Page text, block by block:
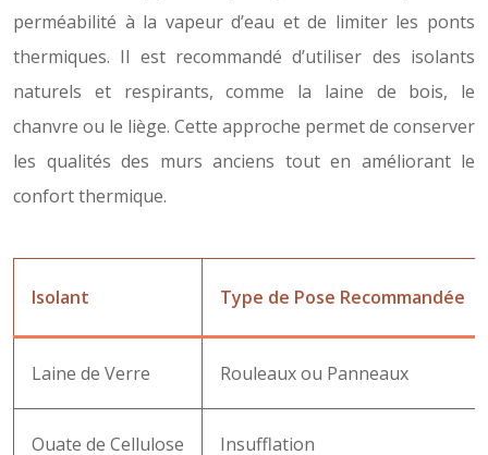
perméabilité à la vapeur d’eau et de limiter les ponts
thermiques. Il est recommandé d’utiliser des isolants
naturels et respirants, comme la laine de bois, le
chanvre ou le liège. Cette approche permet de conserver
les qualités des murs anciens tout en améliorant le
confort thermique.
Isolant Type de Pose Recommandée
Laine de Verre Rouleaux ou Panneaux
Ouate de Cellulose Insufflation